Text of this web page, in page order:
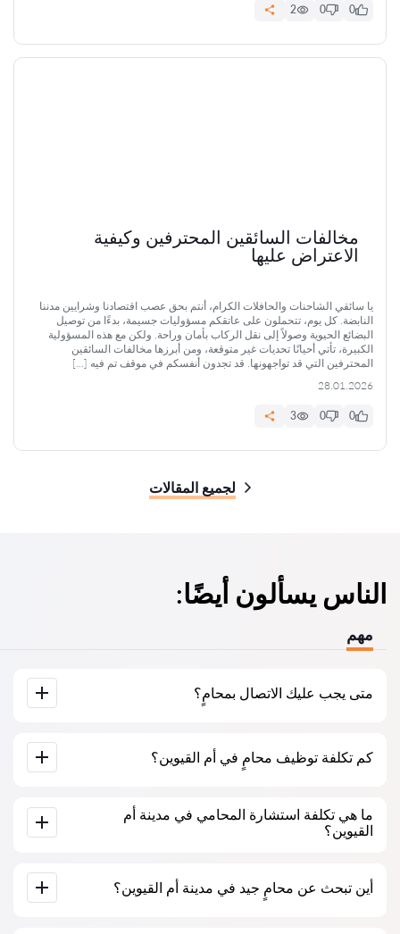
0
0
2
مخالفات السائقين المحترفين وكيفية
الاعتراض عليها
يا سائقي الشاحنات والحافلات الكرام، أنتم بحق عصب اقتصادنا وشرايين مدننا
النابضة. كل يوم، تتحملون على عاتقكم مسؤوليات جسيمة، بدءًا من توصيل
البضائع الحيوية وصولاً إلى نقل الركاب بأمان وراحة. ولكن مع هذه المسؤولية
الكبيرة، تأتي أحيانًا تحديات غير متوقعة، ومن أبرزها مخالفات السائقين
المحترفين التي قد تواجهونها. قد تجدون أنفسكم في موقف تم فيه […]
28.01.2026
0
0
3
لجميع المقالات
الناس يسألون أيضًا:
مهم
متى يجب عليك الاتصال بمحامٍ؟
عندما يجب عليك الاتصال بمحامٍ؟ يتخذ الناس قرار زيارة المحامي
عندما يواجهون صعوبات كبيرة. غالبًا ما يُطلب المساعدة المهنية
للمحامي في أم القيوين عندما تكون القضية قد ذهبت بالفعل إلى
نوصي بعدم التأخير في الاتصال وحل المشكلة في “المهد”.
كم تكلفة توظيف محامٍ في أم القيوين؟
أسعار خدمات المحامين تتحدد حسب حجم العمل وتعقيد القضية.
تبدأ خدمات المحامين في المتوسط من 450 درهم إماراتي. اختر
المرشحين بناءً على التقييمات والآراء. العديد منهم لديهم أمثلة
ما هي تكلفة استشارة المحامي في مدينة أم
القيوين؟
إماراتي وأعلى (قد تتغير الأسعار حسب تعقيد السؤال ونوع الإجابة).
أين تبحث عن محامٍ جيد في مدينة أم القيوين؟